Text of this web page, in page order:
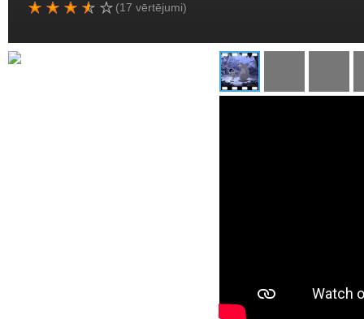
(17 vērtējumi)